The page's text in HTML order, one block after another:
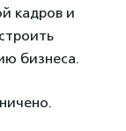
кадров и
бизнеса.